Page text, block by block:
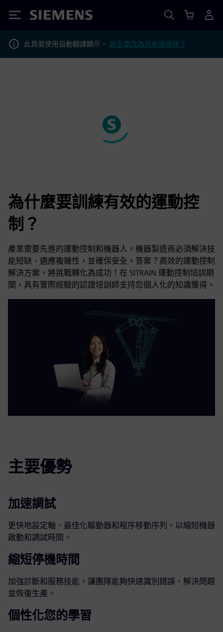
Siemens
此頁面使用自動翻譯顯示。 是否要改為用英語檢視？
為什麼要訓練有效的運動控
制？
產業需要先進的運動控制和機器人。機器製造商必須解決技
能短缺、適應複雜性，並確保安全。答案？高效的運動控制
解決方案，將挑戰轉化為成功！在 SITRAIN 運動控制培訓期
間，具有實際經驗的認證培訓師支持您個人化的知識獲得。
主要優勢
加速調試
更快地設定軸、最佳化驅動器和程序移動序列，以縮短機器
啟動和調試時間。
縮短停機時間
加強診斷和服務技能，讓團隊能夠快速識別錯誤、解決問題
並恢復生產。
個性化您的學習